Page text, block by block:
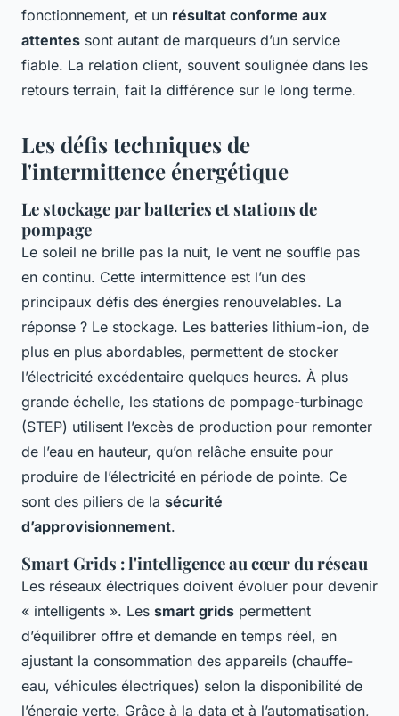
fonctionnement, et un résultat conforme aux
attentes sont autant de marqueurs d’un service
fiable. La relation client, souvent soulignée dans les
retours terrain, fait la différence sur le long terme.
Les défis techniques de
l'intermittence énergétique
Le stockage par batteries et stations de
pompage
Le soleil ne brille pas la nuit, le vent ne souffle pas
en continu. Cette intermittence est l’un des
principaux défis des énergies renouvelables. La
réponse ? Le stockage. Les batteries lithium-ion, de
plus en plus abordables, permettent de stocker
l’électricité excédentaire quelques heures. À plus
grande échelle, les stations de pompage-turbinage
(STEP) utilisent l’excès de production pour remonter
de l’eau en hauteur, qu’on relâche ensuite pour
produire de l’électricité en période de pointe. Ce
sont des piliers de la sécurité
d’approvisionnement.
Smart Grids : l'intelligence au cœur du réseau
Les réseaux électriques doivent évoluer pour devenir
« intelligents ». Les smart grids permettent
d’équilibrer offre et demande en temps réel, en
ajustant la consommation des appareils (chauffe-
eau, véhicules électriques) selon la disponibilité de
l’énergie verte. Grâce à la data et à l’automatisation,